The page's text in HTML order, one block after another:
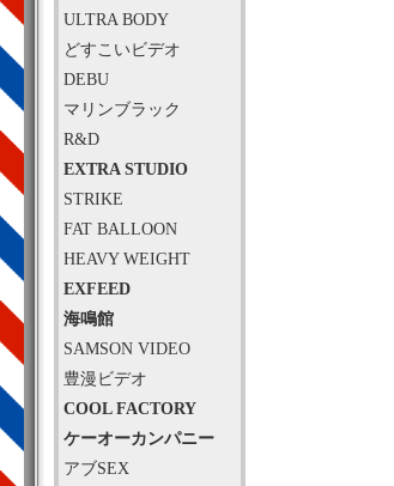
ULTRA BODY
どすこいビデオ
DEBU
マリンブラック
R&D
EXTRA STUDIO
STRIKE
FAT BALLOON
HEAVY WEIGHT
EXFEED
海鳴館
SAMSON VIDEO
豊漫ビデオ
COOL FACTORY
ケーオーカンパニー
アブSEX